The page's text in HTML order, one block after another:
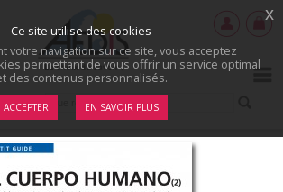
Ce site utilise des cookies
votre navigation sur ce site, vous acceptez
permettant de vous offrir un service optimal
des contenus personnalisés.
ACCEPTER EN SAVOIR PLUS
x